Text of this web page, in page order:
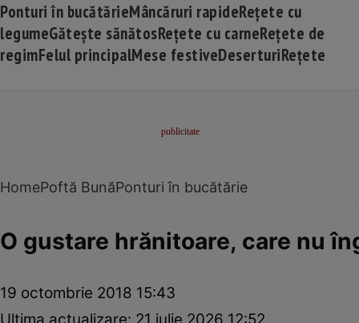
Ponturi în bucătărieMâncăruri rapideRețete cu
legumeGătește sănătosRețete cu carneRețete de
regimFelul principalMese festiveDeserturiRețete
HomePoftă BunăPonturi în bucătărie
O gustare hrănitoare, care nu
19 octombrie 2018 15:43